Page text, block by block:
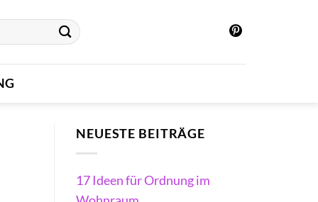
NEUESTE BEITRÄGE
17 Ideen für Ordnung im